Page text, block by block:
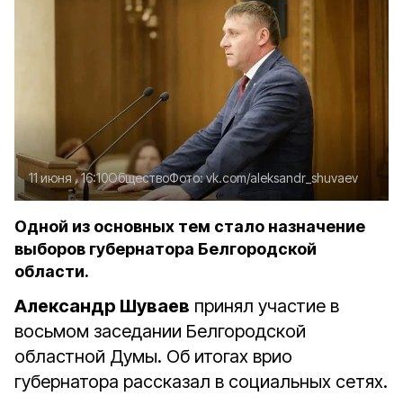
11 июня , 16:10ОбществоФото:vk.com/aleksandr_shuvaev
Одной из основных тем стало назначение
выборов губернатора Белгородской
области.
Александр Шуваев принял участие в
восьмом заседании Белгородской
областной Думы. Об итогах врио
губернатора рассказал в социальных сетях.